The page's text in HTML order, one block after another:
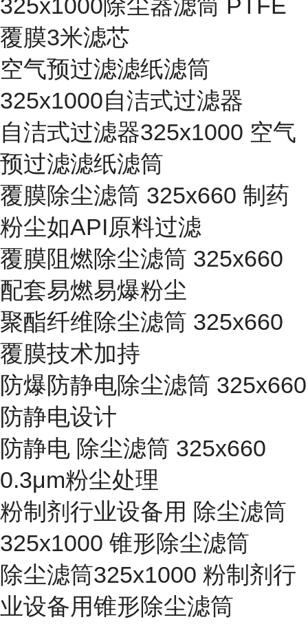
325x1000除尘器滤筒 PTFE
覆膜3米滤芯
空气预过滤滤纸滤筒
325x1000自洁式过滤器
自洁式过滤器325x1000 空气
预过滤滤纸滤筒
覆膜除尘滤筒 325x660 制药
粉尘如API原料过滤
覆膜阻燃除尘滤筒 325x660
配套易燃易爆粉尘
聚酯纤维除尘滤筒 325x660
覆膜技术加持
防爆防静电除尘滤筒 325x660
防静电设计
防静电 除尘滤筒 325x660
0.3μm粉尘处理
粉制剂行业设备用 除尘滤筒
325x1000 锥形除尘滤筒
除尘滤筒325x1000 粉制剂行
业设备用锥形除尘滤筒